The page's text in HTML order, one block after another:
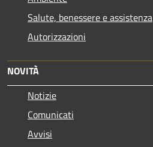
Salute, benessere e assistenza
Autorizzazioni
NOVITÀ
Notizie
Comunicati
Avvisi